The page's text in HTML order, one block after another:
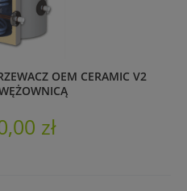
OEM CERAMIC V2
zł